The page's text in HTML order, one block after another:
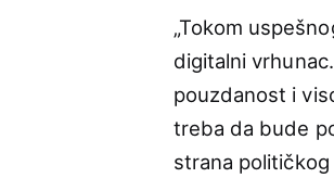
„Tokom
digitalni
pouzdanost i
treba da bude
strana